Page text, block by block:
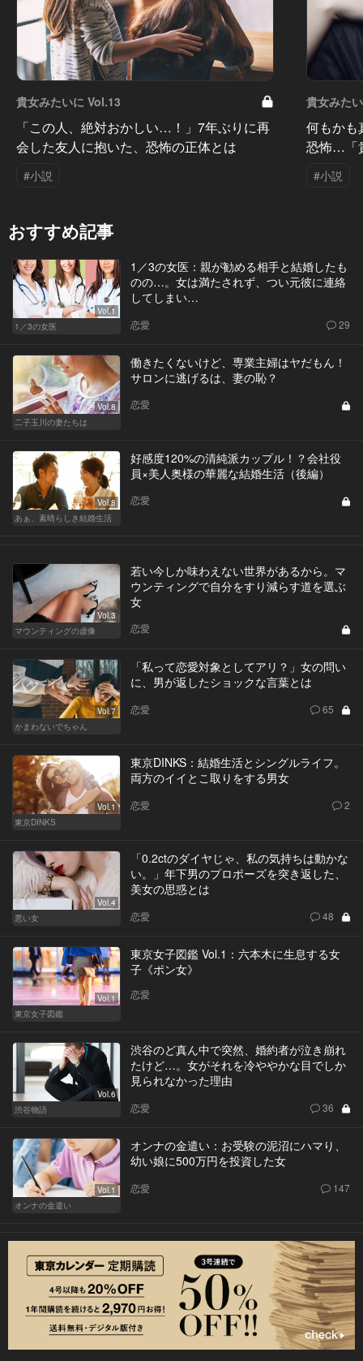
貴女みたいに Vol.13
「この人、絶対おかしい…！」7年ぶりに再
会した友人に抱いた、恐怖の正体とは
#小説
貴女みた
何もかも
恐怖…「
#小説
おすすめ記事
Vol.1
1／3の女医
1／3の女医：親が勧める相手と結婚したも
のの…。女は満たされず、つい元彼に連絡
してしまい…
恋愛 29
Vol.8
二子玉川の妻たちは
働きたくないけど、専業主婦はヤだもん！
サロンに逃げるは、妻の恥？
恋愛
Vol.8
あぁ、素晴らしき結婚生活
好感度120%の清純派カップル！？会社役
員×美人奥様の華麗な結婚生活（後編）
恋愛
Vol.3
マウンティングの虚像
若い今しか味わえない世界があるから。マ
ウンティングで自分をすり減らす道を選ぶ
女
恋愛
Vol.7
かまわないでちゃん
「私って恋愛対象としてアリ？」女の問い
に、男が返したショックな言葉とは
恋愛 65
Vol.1
東京DINKS
東京DINKS：結婚生活とシングルライフ。
両方のイイとこ取りをする男女
恋愛 2
Vol.4
悪い女
「0.2ctのダイヤじゃ、私の気持ちは動かな
い。」年下男のプロポーズを突き返した、
美女の思惑とは
恋愛 48
Vol.1
東京女子図鑑
東京女子図鑑 Vol.1：六本木に生息する女
子《ポン女》
恋愛
Vol.6
渋谷物語
渋谷のど真ん中で突然、婚約者が泣き崩れ
たけど…。女がそれを冷ややかな目でしか
見られなかった理由
恋愛 36
Vol.1
オンナの金遣い
オンナの金遣い：お受験の泥沼にハマり、
幼い娘に500万円を投資した女
恋愛 147